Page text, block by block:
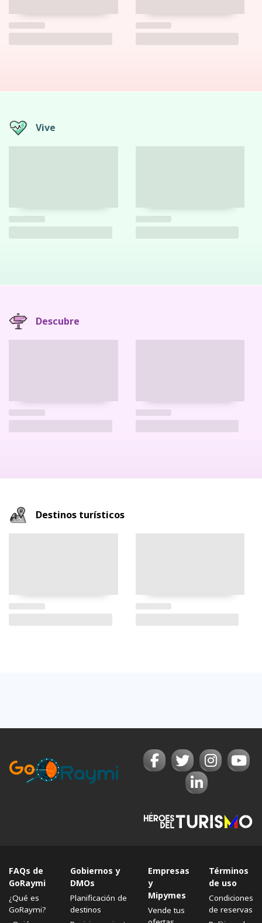
Vive
Descubre
Destinos turísticos
FAQs de
GoRaymi
¿Qué es
GoRaymi?
Gobiernos y
DMOs
Planificación de
destinos
Empresas
y
Mipymes
Vende tus
Términos
de uso
Condiciones
de reservas